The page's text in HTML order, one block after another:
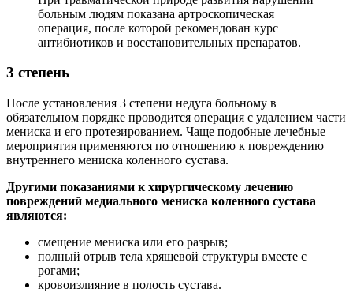
больным людям показана артроскопическая
операция, после которой рекомендован курс
антибиотиков и восстановительных препаратов.
3 степень
После установления 3 степени недуга больному в
обязательном порядке проводится операция с удалением части
мениска и его протезированием. Чаще подобные лечебные
мероприятия применяются по отношению к повреждению
внутреннего мениска коленного сустава.
Другими показаниями к хирургическому лечению
повреждений медиального мениска коленного сустава
являются:
смещение мениска или его разрыв;
полный отрыв тела хрящевой структуры вместе с
рогами;
кровоизлияние в полость сустава.